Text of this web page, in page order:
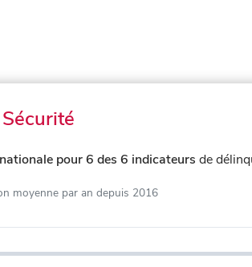
Sécurité
pour 6 des 6 indicateurs de
moyenne par an depuis 2016